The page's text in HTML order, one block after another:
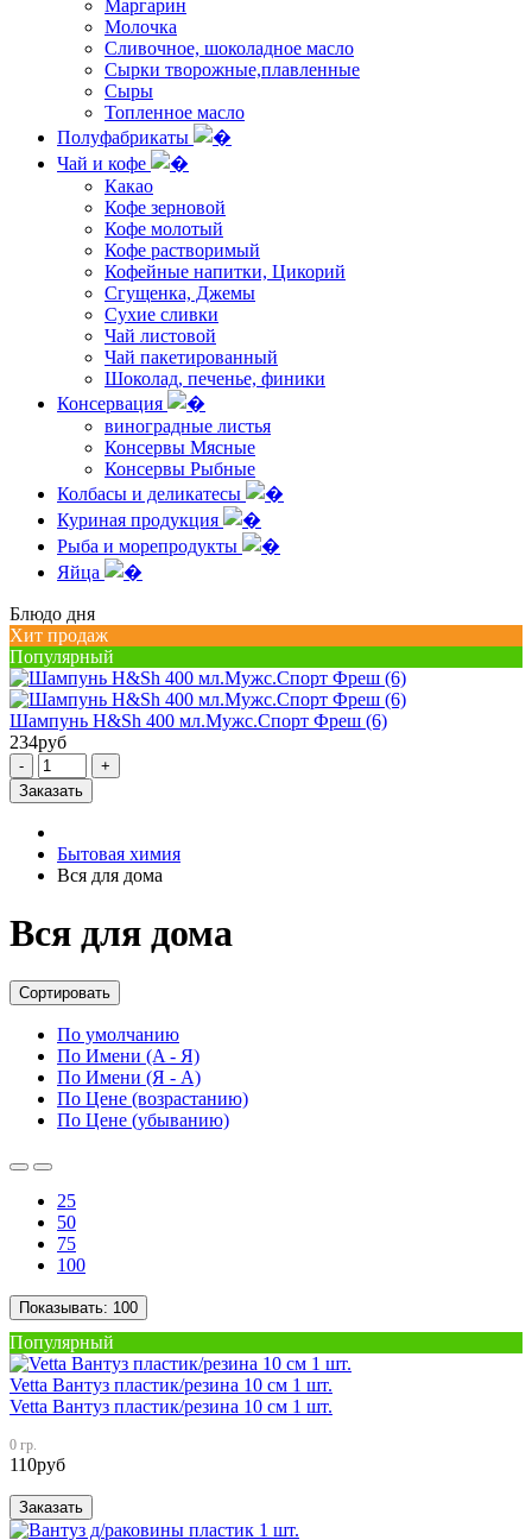
Маргарин
Молочка
Сливочное, шоколадное масло
Сырки творожные,плавленные
Сыры
Топленное масло
Полуфабрикаты
Чай и кофе
Какао
Кофе зерновой
Кофе молотый
Кофе растворимый
Кофейные напитки, Цикорий
Сгущенка, Джемы
Сухие сливки
Чай листовой
Чай пакетированный
Шоколад, печенье, финики
Консервация
виноградные листья
Консервы Мясные
Консервы Рыбные
Колбасы и деликатесы
Куриная продукция
Рыба и морепродукты
Яйца
Блюдо дня
Хит продаж
Популярный
Шампунь H&Sh 400 мл.Мужс.Спорт Фреш (6)
234руб
-
+
Заказать
Бытовая химия
Вся для дома
Вся для дома
Сортировать
По умолчанию
По Имени (A - Я)
По Имени (Я - A)
По Цене (возрастанию)
По Цене (убыванию)
25
50
75
100
Показывать: 100
Популярный
Vetta Вантуз пластик/резина 10 см 1 шт.
Vetta Вантуз пластик/резина 10 см 1 шт.
0 гр.
110руб
Заказать